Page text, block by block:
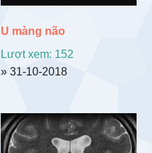
U màng não
Lượt xem: 152
» 31-10-2018